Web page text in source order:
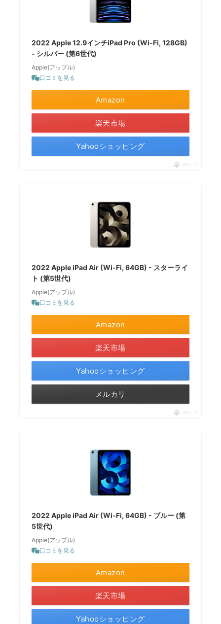
2022 Apple 12.9インチiPad Pro (Wi-Fi, 128GB)
- シルバー (第6世代)
Apple(アップル)
口コミを見る
Amazon
楽天市場
Yahooショッピング
ポチップ
2022 Apple iPad Air (Wi-Fi, 64GB) - スターライ
ト (第5世代)
Apple(アップル)
口コミを見る
Amazon
楽天市場
Yahooショッピング
メルカリ
ポチップ
2022 Apple iPad Air (Wi-Fi, 64GB) - ブルー (第
5世代)
Apple(アップル)
口コミを見る
Amazon
楽天市場
Yahooショッピング